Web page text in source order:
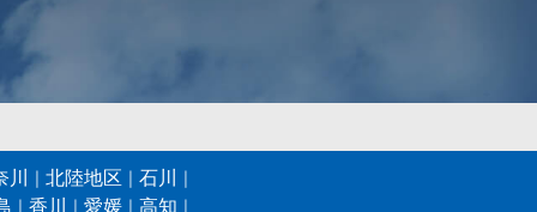
川 北陸地区
石川
香川 愛媛 高知